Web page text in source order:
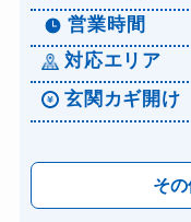
営業時間
対応エリア
玄関カギ開け
そ